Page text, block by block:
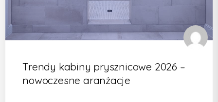
Trendy kabiny prysznicowe 2026 –
nowoczesne aranżacje